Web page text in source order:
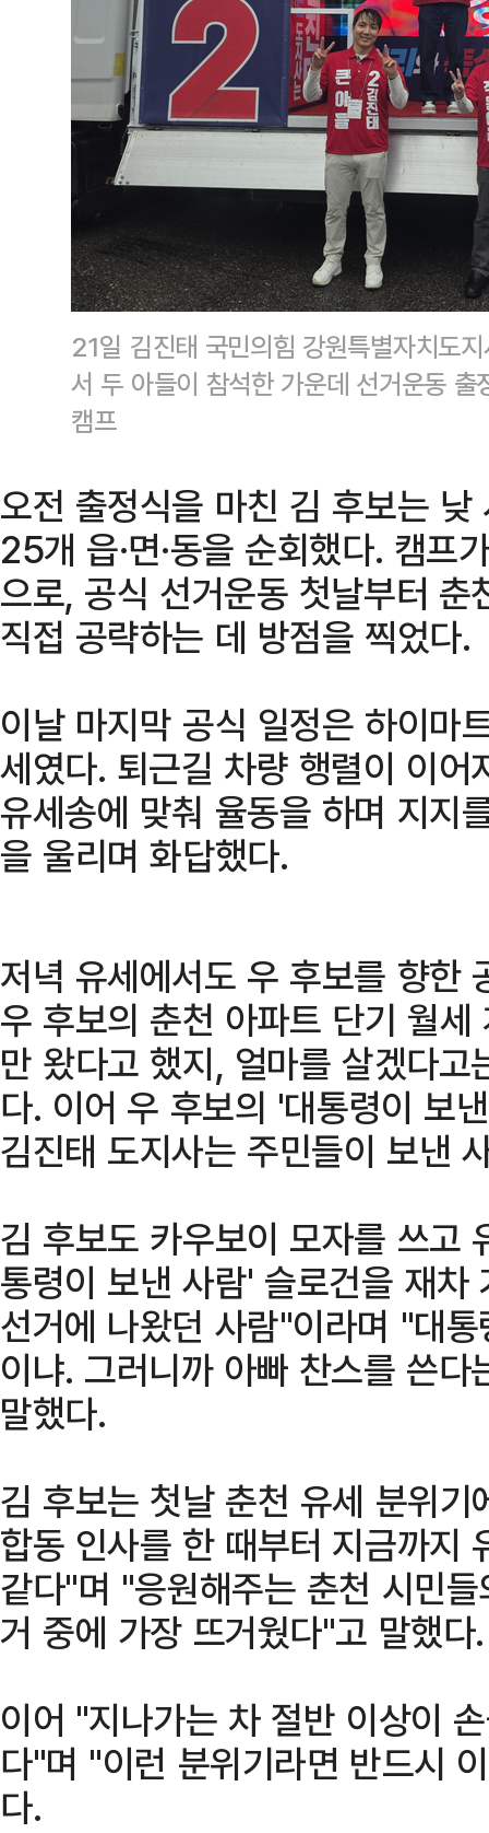
21일 김진태 국민의힘 강원특별자치도
서 두 아들이 참석한 가운데 선거운동
캠프
오전 출정식을 마친 김 후보는
25개 읍·면·동을 순회했다. 캠프
으로, 공식 선거운동 첫날부터
직접 공략하는 데 방점을 찍었다.
이날 마지막 공식 일정은 하이마
세였다. 퇴근길 차량 행렬이 이어
유세송에 맞춰 율동을 하며 지지
을 울리며 화답했다.
저녁 유세에서도 우 후보를 향한
우 후보의 춘천 아파트 단기 월
만 왔다고 했지, 얼마를 살겠다
다. 이어 우 후보의 '대통령이 보
김진태 도지사는 주민들이 보낸
김 후보도 카우보이 모자를 쓰고
통령이 보낸 사람' 슬로건을 재
선거에 나왔던 사람"이라며 "대
이냐. 그러니까 아빠 찬스를 쓴
말했다.
김 후보는 첫날 춘천 유세 분위
합동 인사를 한 때부터 지금까지
같다"며 "응원해주는 춘천 시민
거 중에 가장 뜨거웠다"고 말했다.
이어 "지나가는 차 절반 이상이
다"며 "이런 분위기라면 반드시
다.